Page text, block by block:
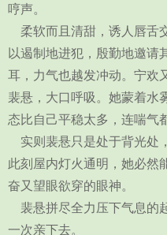
哼声。
柔软而且清甜，诱人唇舌
以遏制地进犯，殷勤地邀请
耳，力气也越发冲动。宁欢
裴悬，大口呼吸。她蒙着水
态比自己平稳太多，连喘气
实则裴悬只是处于背光处
此刻屋内灯火通明，她必然
奋又望眼欲穿的眼神。
裴悬拼尽全力压下气息的
一次亲下去。